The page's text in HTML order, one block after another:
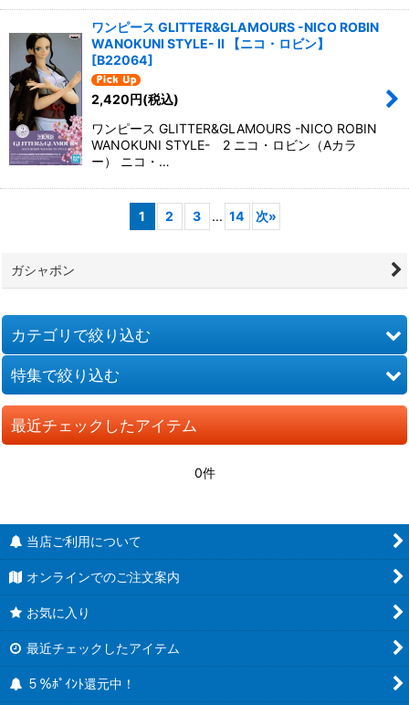
ワンピース GLITTER&GLAMOURS -NICO ROBIN
WANOKUNI STYLE- II 【ニコ・ロビン】
[B22064]
2,420円(税込)
ワンピース GLITTER&GLAMOURS -NICO ROBIN
WANOKUNI STYLE- 2 ニコ・ロビン（Aカラ
ー） ニコ・…
1 2 3 ... 14 次»
ガシャポン
カテゴリで絞り込む
DRAGON BALL ドラゴンボール
名探偵コナン
忍たま乱太郎
呪術廻戦
ダンダダン
葬送のフリーレン
HUNTER×HUNTER
特集で絞り込む
新規アップ
26’06月発売商品
26’07月発売商品
26’08月発売商品
26’10月発売商品
最近チェックしたアイテム
0件
当店ご利用について
オンラインでのご注文案内
お気に入り
最近チェックしたアイテム
５％ﾎﾟｲﾝﾄ還元中！